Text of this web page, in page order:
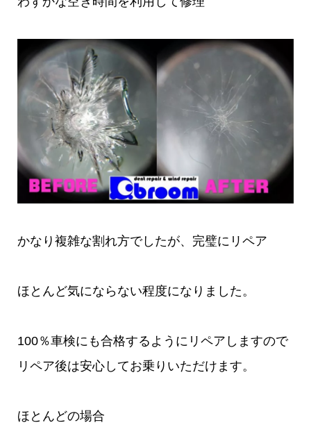
かなり複雑な割れ方でしたが、完璧にリペア
ほとんど気にならない程度になりました。
100％車検にも合格するようにリペアしますので
リペア後は安心してお乗りいただけます。
ほとんどの場合